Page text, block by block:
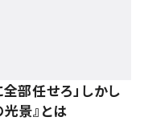
部任せろ」しかし
景』とは